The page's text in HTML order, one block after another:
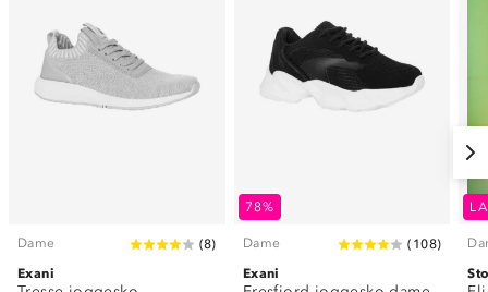
Dame (8)
Exani
78%
Dame ( 108)
Exani